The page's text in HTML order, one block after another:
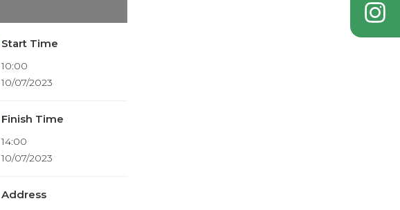
Start Time
10:00
10/07/2023
Finish Time
14:00
10/07/2023
Address